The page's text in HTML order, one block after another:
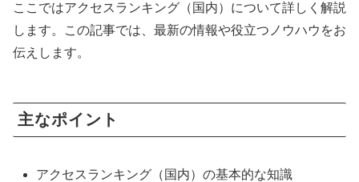
ここではアクセスランキング（国内）について詳しく解説
します。この記事では、最新の情報や役立つノウハウをお
伝えします。
主なポイント
アクセスランキング（国内）の基本的な知識